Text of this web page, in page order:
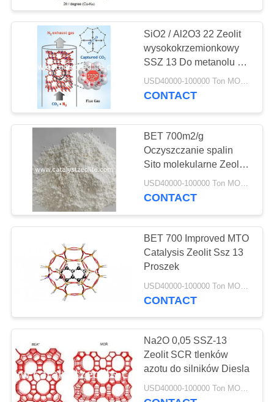
WYCIECZKA
FABRYCE
KONTROLA
JAKOŚCI
SKONTAKTUJ
NAMI
AKTUALNOŚCI
SPRAWY
SITEMAP
PRIVACY
POLICY
SiO2 / Al2O3 22 Zeolit ​​
wysokokrzemionkowy
SSZ 13 Do metanolu do
olefin
USD40000-100000 Ton MOQ:1 KG
CONTACT
BET 700m2/g
Oczyszczanie spalin
Sito molekularne Zeolit ​​
SSZ-13 dla katalizatora
denox katalizator scr
USD40000-100000 Ton MOQ:1 KG
CONTACT
BET 700 Improved MTO
Catalysis Zeolit ​​Ssz 13
Proszek
CONTACT
Na2O 0,05 SSZ-13
Zeolit ​​SCR tlenków
azotu do silników Diesla
USD40000-100000 Ton MOQ:1 KG